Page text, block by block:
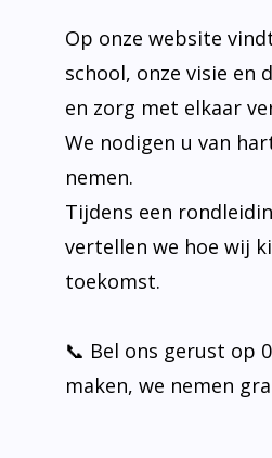
Op onze website
school, onze visie en
en zorg met elkaar
We nodigen u van
nemen.
Tijdens een
vertellen we hoe wij
toekomst.
📞 Bel ons gerust op
maken, we nemen